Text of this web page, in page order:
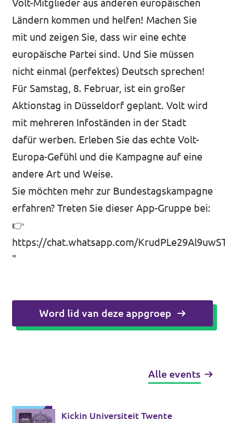
Volt-Mitglieder aus anderen europäischen
Ländern kommen und helfen! Machen Sie
mit und zeigen Sie, dass wir eine echte
europäische Partei sind. Und Sie müssen
nicht einmal (perfektes) Deutsch sprechen!
Für Samstag, 8. Februar, ist ein großer
Aktionstag in Düsseldorf geplant. Volt wird
mit mehreren Infoständen in der Stadt
dafür werben. Erleben Sie das echte Volt-
Europa-Gefühl und die Kampagne auf eine
andere Art und Weise.
⁠Sie möchten mehr zur Bundestagskampagne
erfahren? Treten Sie dieser App-Gruppe bei:
👉
https://chat.whatsapp.com/
"
Word lid van deze appgroep
Alle events
Kickin Universiteit Twente